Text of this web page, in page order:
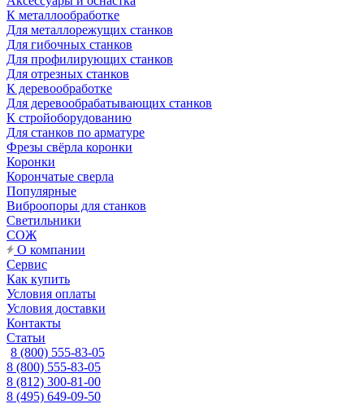
К металлообработке
Для металлорежущих станков
Для гибочных станков
Для профилирующих станков
Для отрезных станков
К деревообработке
Для деревообрабатывающих станков
К стройоборудованию
Для станков по арматуре
Фрезы свёрла коронки
Коронки
Корончатые сверла
Популярные
Виброопоры для станков
Светильники
СОЖ
О компании
Сервис
Как купить
Условия оплаты
Условия доставки
Контакты
Статьи
8 (800) 555-83-05
8 (800) 555-83-05
8 (812) 300-81-00
8 (495) 649-09-50